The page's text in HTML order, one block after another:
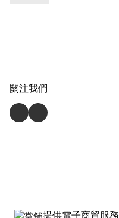
關注我們
提供電子商貿服務